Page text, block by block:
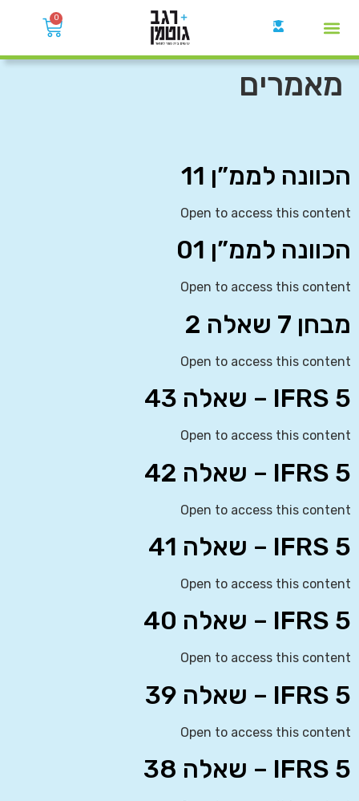
0
מאמרים
הכוונה לממ”ן 11
Open to access this content
הכוונה לממ”ן 01
Open to access this content
מבחן 7 שאלה 2
Open to access this content
IFRS 5 – שאלה 43
Open to access this content
IFRS 5 – שאלה 42
Open to access this content
IFRS 5 – שאלה 41
Open to access this content
IFRS 5 – שאלה 40
Open to access this content
IFRS 5 – שאלה 39
Open to access this content
IFRS 5 – שאלה 38